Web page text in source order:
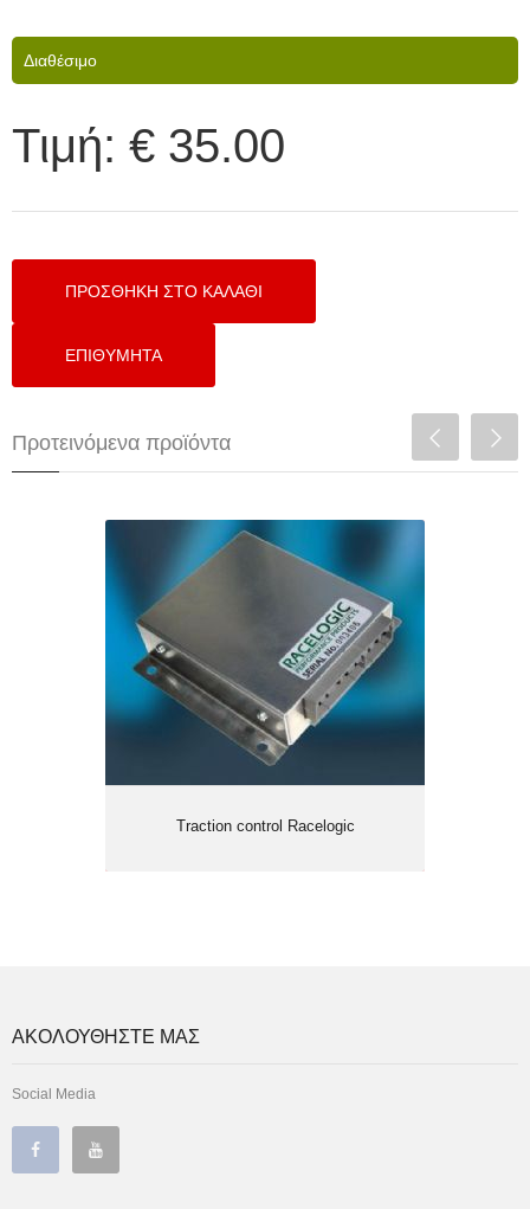
Διαθέσιμο
Τιμή: € 35.00
Προτεινόμενα προϊόντα
Traction control Racelogic
Traction control Racelogic
ΑΚΟΛΟΥΘΗΣΤΕ ΜΑΣ
Social Media